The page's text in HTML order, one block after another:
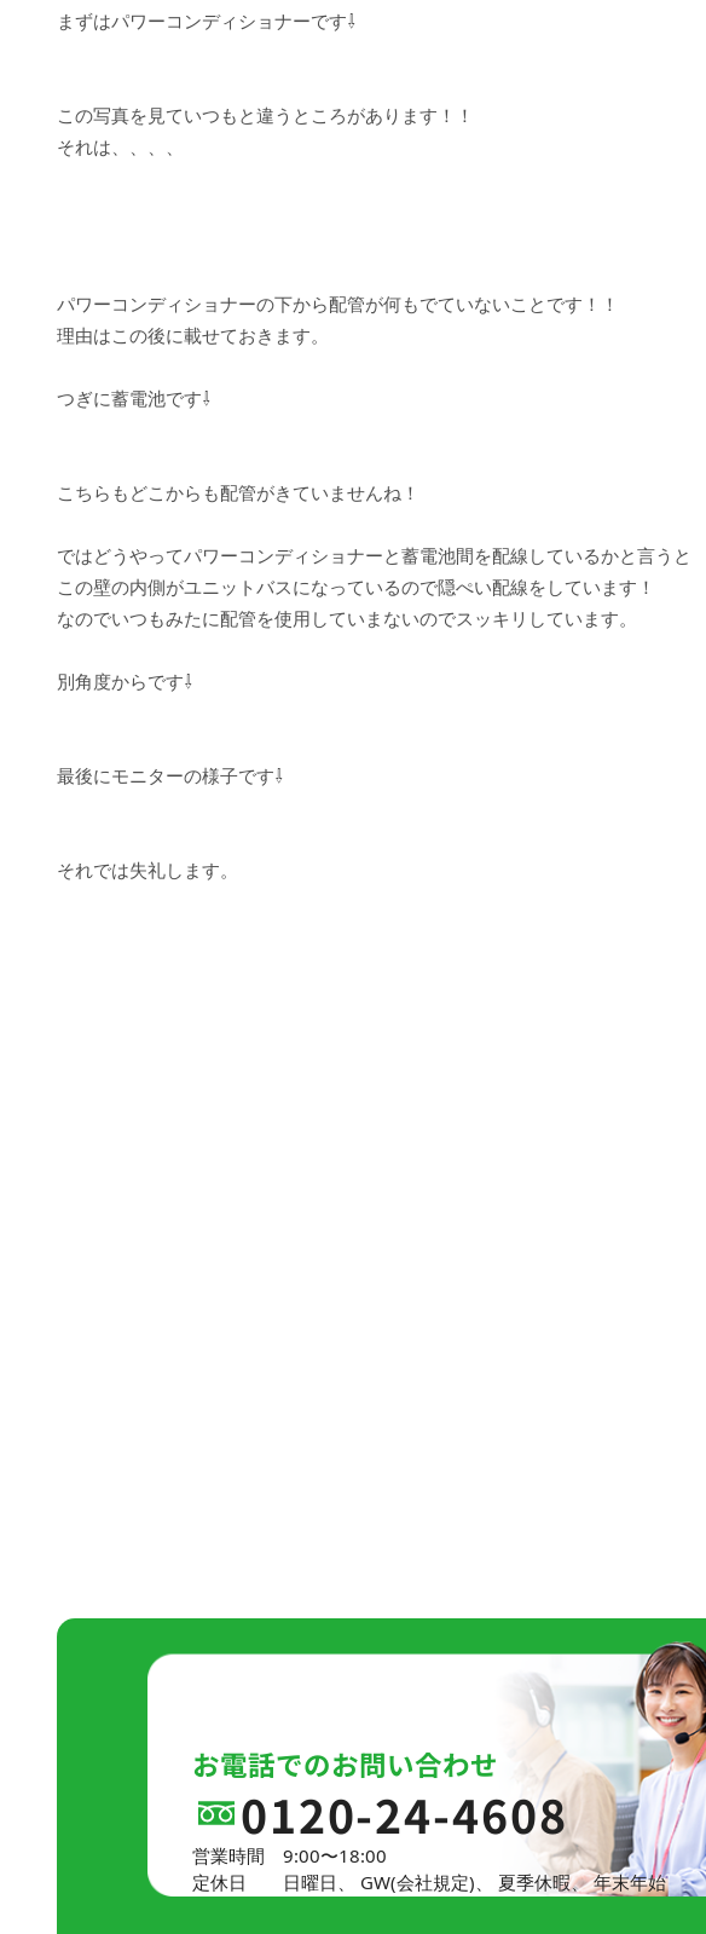
まずはパワーコンディショナーです⇩
この写真を見ていつもと違うところがあります！！
それは、、、、
パワーコンディショナーの下から配管が何もでていないことです！！
理由はこの後に載せておきます。
つぎに蓄電池です⇩
こちらもどこからも配管がきていませんね！
ではどうやってパワーコンディショナーと蓄電池間を配線しているかと言うと
この壁の内側がユニットバスになっているので隠ぺい配線をしています！
なのでいつもみたに配管を使用していまないのでスッキリしています。
別角度からです⇩
最後にモニターの様子です⇩
それでは失礼します。
ご相談・お見積りは無料
お電話でのお問い合わせ
0120-24-4608
営業時間
9:00〜18:00
定休日
日曜日、 GW(会社規定)、 夏季休暇、 年末年始